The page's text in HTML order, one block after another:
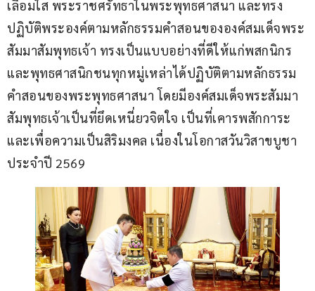
เลื่อมใส พระราชศรัทธาในพระพุทธศาสนา และทรง
ปฏิบัติพระองค์ตามหลักธรรมคำสอนขององค์สมเด็จพระ
สัมมาสัมพุทธเจ้า ทรงเป็นแบบอย่างที่ดีให้แก่พสกนิกร
และพุทธศาสนิกชนทุกหมู่เหล่าได้ปฏิบัติตามหลักธรรม
คำสอนของพระพุทธศาสนา โดยมีองค์สมเด็จพระสัมมา
สัมพุทธเจ้าเป็นที่ยึดเหนี่ยวจิตใจ เป็นที่เคารพสักการะ
และเพื่อความเป็นสิริมงคล เนื่องในโอกาสวันวิสาขบูชา
ประจำปี 2569